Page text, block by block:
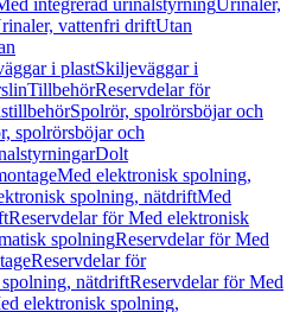
integrerad urinalstyrningUrinaler,
vattenfri driftUtan
i plastSkiljeväggar i
TillbehörReservdelar för
Spolrör, spolrörsböjar och
spolrörsböjar och
Dolt
Med elektronisk spolning,
spolning, nätdriftMed
Reservdelar för Med elektronisk
spolningReservdelar för Med
Reservdelar för
nätdriftReservdelar för Med
elektronisk spolning,